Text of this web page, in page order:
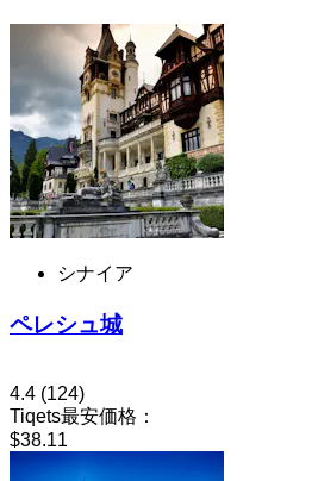
シナイア
ペレシュ城
4.4 (124)
Tiqets最安価格：
$38.11